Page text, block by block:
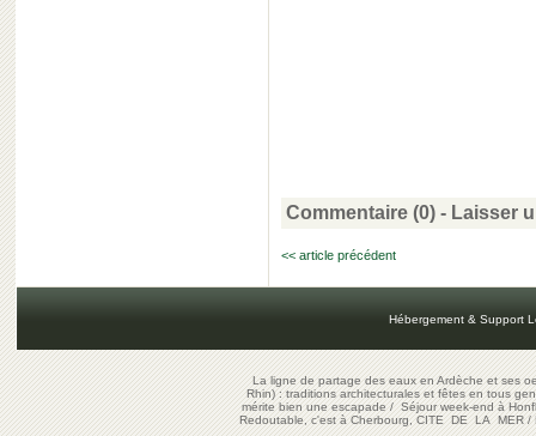
Commentaire (0) - Laisser
<< article précédent
Hébergement & Support
La ligne de partage des eaux en Ardèche et ses
Rhin) : traditions architecturales et fêtes en tous
mérite bien une escapade/Séjour week-end à
Redoutable, c'est à Cherbourg, CITE DE LA MER/